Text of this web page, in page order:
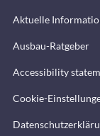
Aktuelle
Ausbau-Ratgeber
Accessibility
Cookie-